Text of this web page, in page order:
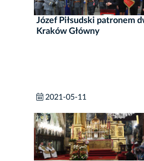
Józef Piłsudski patronem
Kraków Główny
2021-05-11